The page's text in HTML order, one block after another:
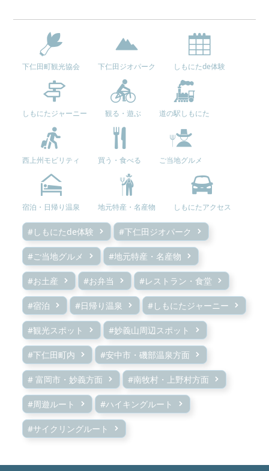
下仁田町観光協会 下仁田ジオパーク しもにたde体験
しもにたジャーニー 観る・遊ぶ 道の駅しもにた
西上州モビリティ 買う・食べる ご当地グルメ
宿泊・日帰り温泉 地元特産・名産物 しもにたアクセス
#しもにたde体験 #下仁田ジオパーク
#ご当地グルメ #地元特産・名産物
#お土産 #お弁当 #レストラン・食堂
#宿泊 #日帰り温泉 #しもにたジャーニー
#観光スポット #妙義山周辺スポット
#下仁田町内 #安中市・磯部温泉方面
# 富岡市・妙義方面 #南牧村・上野村方面
#周遊ルート #ハイキングルート
#サイクリングルート